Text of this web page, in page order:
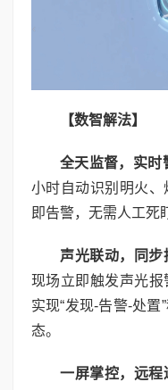
【数智解法】
全天监督，实时
小时自动识别明火、
即告警，无需人工死
声光联动，同步
现场立即触发声光报
实现“发现-告警-处
态。
一屏掌控，远程